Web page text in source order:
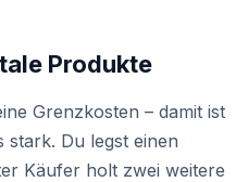
Produkte
Grenzkosten – damit ist
stark. Du legst einen
Käufer holt zwei weitere